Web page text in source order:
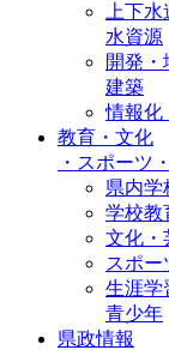
上下水
水資源
開発・
建築
情報化
教育・文化
・ スポーツ
県内学
学校教
文化・
スポー
生涯学
青少年
県政情報